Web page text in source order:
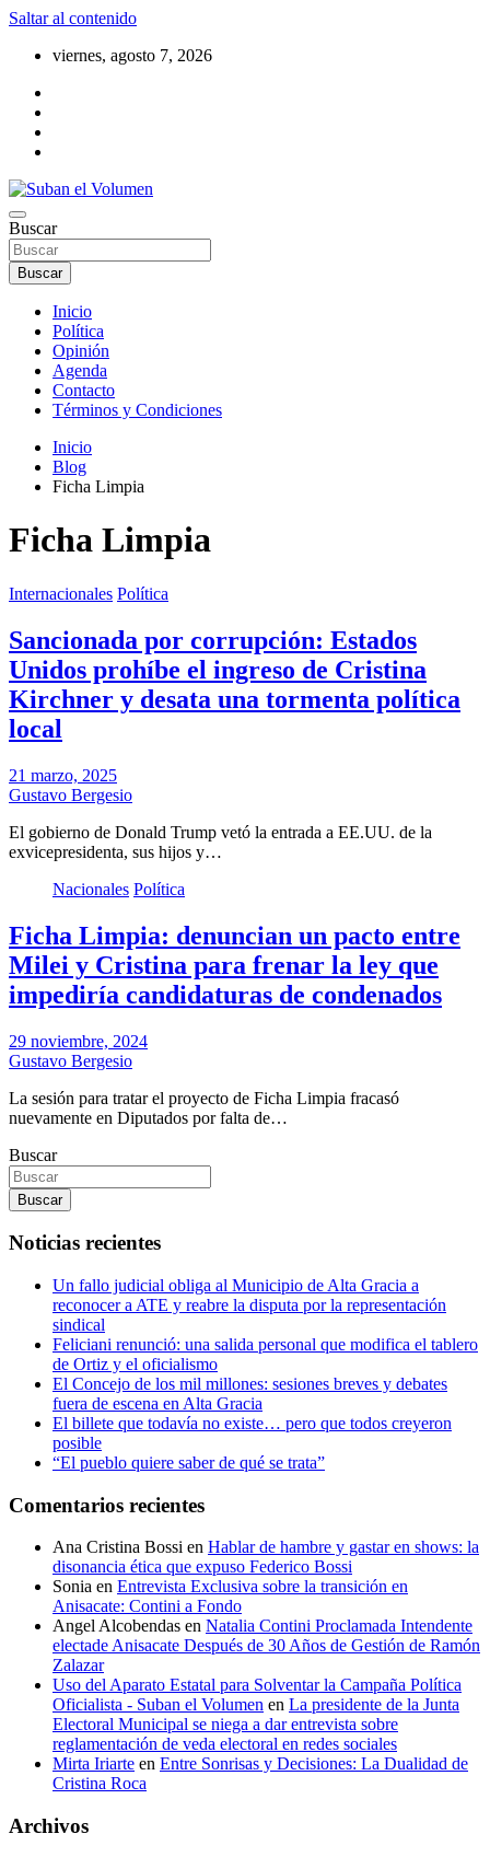
Saltar al contenido
viernes, agosto 7, 2026
Suban el Volumen
Noticias Locales, análisis crítico, comunidad, Alta Gracia,
Departamento Santamaría
Buscar
Buscar
Inicio
Política
Opinión
Agenda
Contacto
Términos y Condiciones
Inicio
Blog
Ficha Limpia
Ficha Limpia
Internacionales Política
Sancionada por corrupción: Estados
Unidos prohíbe el ingreso de Cristina
Kirchner y desata una tormenta política
local
21 marzo, 2025
Gustavo Bergesio
El gobierno de Donald Trump vetó la entrada a EE.UU. de la
exvicepresidenta, sus hijos y…
Nacionales Política
Ficha Limpia: denuncian un pacto entre
Milei y Cristina para frenar la ley que
impediría candidaturas de condenados
29 noviembre, 2024
Gustavo Bergesio
La sesión para tratar el proyecto de Ficha Limpia fracasó
nuevamente en Diputados por falta de…
Buscar
Buscar
Noticias recientes
Un fallo judicial obliga al Municipio de Alta Gracia a
reconocer a ATE y reabre la disputa por la representación
sindical
Feliciani renunció: una salida personal que modifica el tablero
de Ortiz y el oficialismo
El Concejo de los mil millones: sesiones breves y debates
fuera de escena en Alta Gracia
El billete que todavía no existe… pero que todos creyeron
posible
“El pueblo quiere saber de qué se trata”
Comentarios recientes
Ana Cristina Bossi en Hablar de hambre y gastar en shows: la
disonancia ética que expuso Federico Bossi
Sonia en Entrevista Exclusiva sobre la transición en
Anisacate: Contini a Fondo
Angel Alcobendas en Natalia Contini Proclamada Intendente
electade Anisacate Después de 30 Años de Gestión de Ramón
Zalazar
Uso del Aparato Estatal para Solventar la Campaña Política
Oficialista - Suban el Volumen en La presidente de la Junta
Electoral Municipal se niega a dar entrevista sobre
reglamentación de veda electoral en redes sociales
Mirta Iriarte en Entre Sonrisas y Decisiones: La Dualidad de
Cristina Roca
Archivos